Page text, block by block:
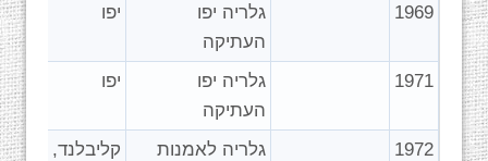
1969
גלריה יפו
העתיקה
יפו
1971
גלריה יפו
העתיקה
יפו
1972
גלריה לאמנות
קליבלנד,